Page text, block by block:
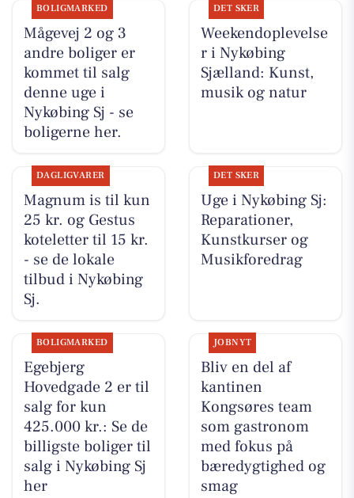
BOLIGMARKED
Mågevej 2 og 3
andre boliger er
kommet til salg
denne uge i
Nykøbing Sj - se
boligerne her.
DET SKER
Weekendoplevelse
r i Nykøbing
Sjælland: Kunst,
musik og natur
DAGLIGVARER
Magnum is til kun
25 kr. og Gestus
koteletter til 15 kr.
- se de lokale
tilbud i Nykøbing
Sj.
DET SKER
Uge i Nykøbing Sj:
Reparationer,
Kunstkurser og
Musikforedrag
BOLIGMARKED
Egebjerg
Hovedgade 2 er til
salg for kun
425.000 kr.: Se de
billigste boliger til
salg i Nykøbing Sj
her
JOBNYT
Bliv en del af
kantinen
Kongsøres team
som gastronom
med fokus på
bæredygtighed og
smag